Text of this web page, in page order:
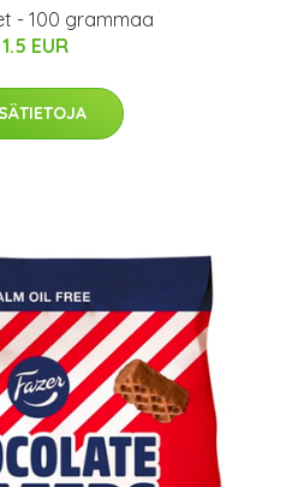
- 100 grammaa
1.5 EUR